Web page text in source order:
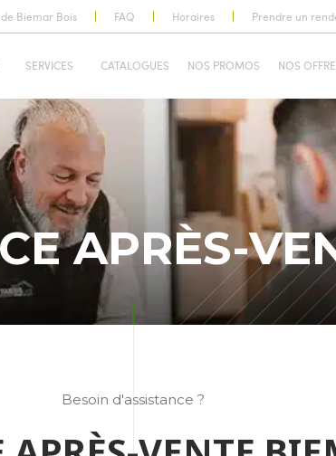
Biemar Bois FAQ Horaires Prendre un
SERVICES CATALOGUES NOS PROMOS NOS
APRÈS-
Besoin d'assistance ?